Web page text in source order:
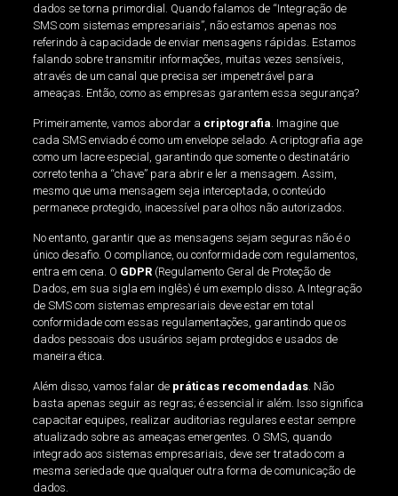
dados se torna primordial. Quando falamos de “Integração de
SMS com sistemas empresariais”, não estamos apenas nos
referindo à capacidade de enviar mensagens rápidas. Estamos
falando sobre transmitir informações, muitas vezes sensíveis,
através de um canal que precisa ser impenetrável para
ameaças. Então, como as empresas garantem essa segurança?
Primeiramente, vamos abordar a criptografia . Imagine que
cada SMS enviado é como um envelope selado. A criptografia age
como um lacre especial, garantindo que somente o destinatário
correto tenha a “chave” para abrir e ler a mensagem. Assim,
mesmo que uma mensagem seja interceptada, o conteúdo
permanece protegido, inacessível para olhos não autorizados.
No entanto, garantir que as mensagens sejam seguras não é o
único desafio. O compliance, ou conformidade com regulamentos,
entra em cena. O GDPR(Regulamento Geral de Proteção de
Dados, em sua sigla em inglês) é um exemplo disso. A Integração
de SMS com sistemas empresariais deve estar em total
conformidade com essas regulamentações, garantindo que os
dados pessoais dos usuários sejam protegidos e usados de
maneira ética.
Além disso, vamos falar de práticas recomendadas. Não
basta apenas seguir as regras; é essencial ir além. Isso significa
capacitar equipes, realizar auditorias regulares e estar sempre
atualizado sobre as ameaças emergentes. O SMS, quando
integrado aos sistemas empresariais, deve ser tratado com a
mesma seriedade que qualquer outra forma de comunicação de
dados.